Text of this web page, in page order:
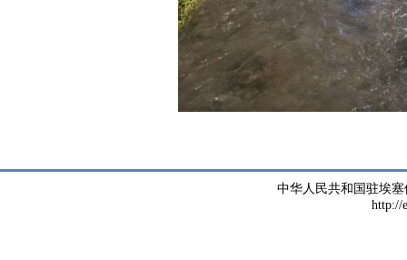
中华人民共和国驻埃
http://